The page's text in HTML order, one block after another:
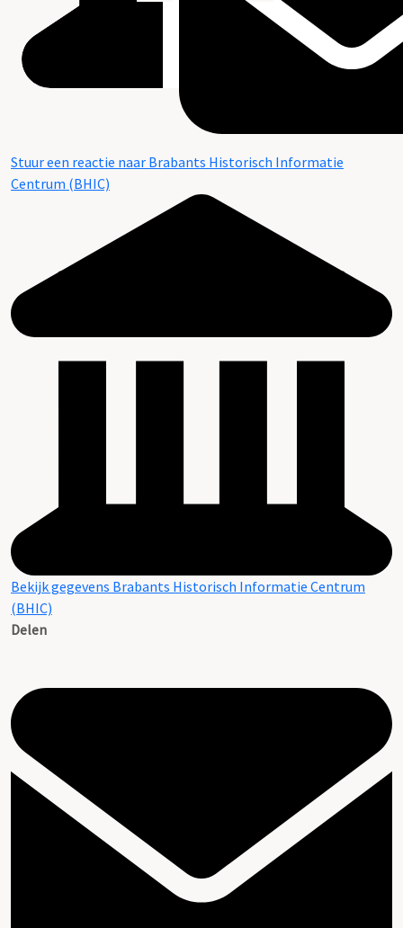
Stuur een reactie naar Brabants Historisch Informatie
Centrum (BHIC)
Bekijk gegevens Brabants Historisch Informatie Centrum
(BHIC)
Delen